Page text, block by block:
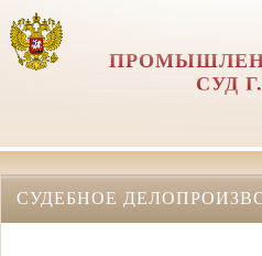
СУД
СУДЕБНОЕ